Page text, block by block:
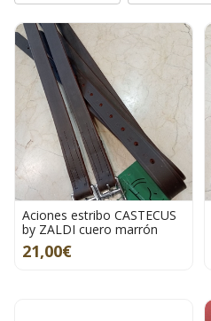
Aciones estribo CASTECUS
by ZALDI cuero marrón
21,00€